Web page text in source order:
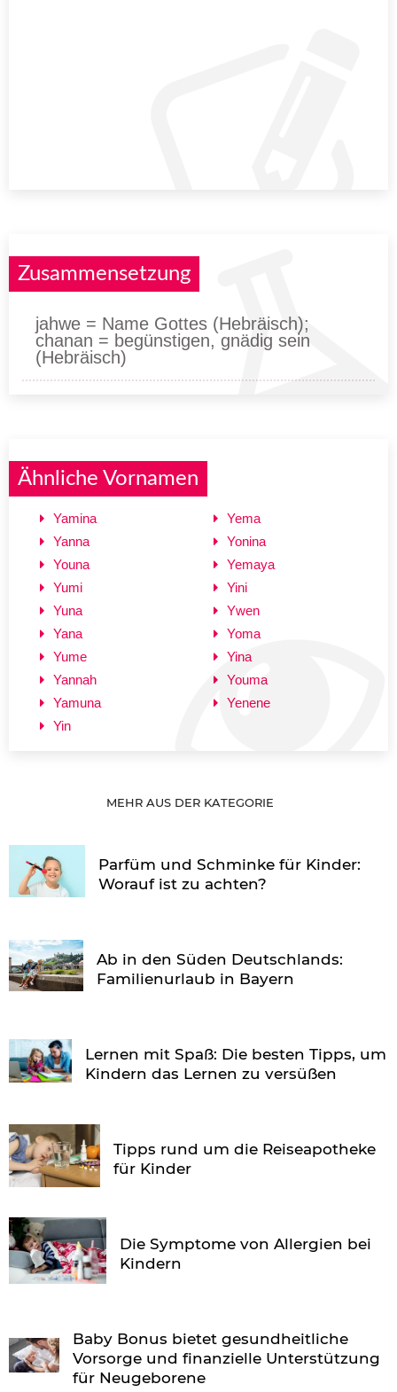
Zusammensetzung
jahwe = Name Gottes (Hebräisch);
chanan = begünstigen, gnädig sein
(Hebräisch)
Ähnliche Vornamen
Yamina
Yanna
Youna
Yumi
Yuna
Yana
Yume
Yannah
Yamuna
Yin
Yema
Yonina
Yemaya
Yini
Ywen
Yoma
Yina
Youma
Yenene
MEHR AUS DER KATEGORIE
Parfüm und Schminke für Kinder:
Worauf ist zu achten?
Ab in den Süden Deutschlands:
Familienurlaub in Bayern
Lernen mit Spaß: Die besten Tipps, um
Kindern das Lernen zu versüßen
Tipps rund um die Reiseapotheke
für Kinder
Die Symptome von Allergien bei
Kindern
Baby Bonus bietet gesundheitliche
Vorsorge und finanzielle Unterstützung
für Neugeborene